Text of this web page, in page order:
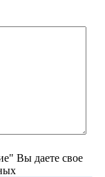
Вы даете свое